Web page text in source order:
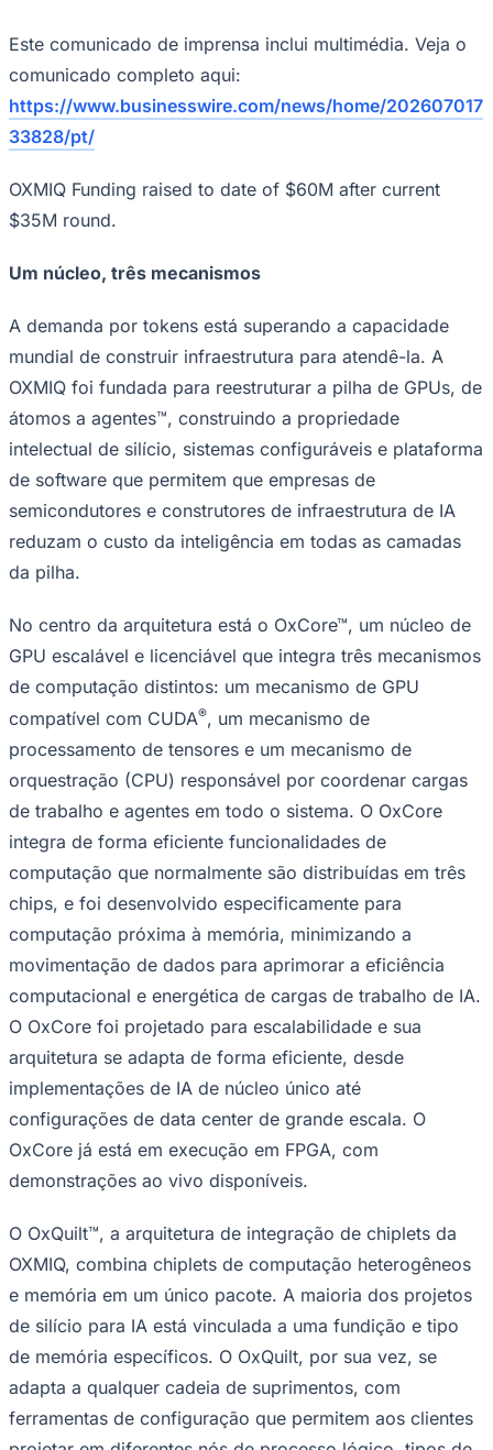
Times - Ir direto
Corinthians
Palmeiras
Este comunicado de imprensa inclui multimédia. Veja o
comunicado completo aqui:
https://www.businesswire.com/news/home/202607017
33828/pt/
OXMIQ Funding raised to date of $60M after current
$35M round.
Um núcleo, três mecanismos
A demanda por tokens está superando a capacidade
mundial de construir infraestrutura para atendê-la. A
OXMIQ foi fundada para reestruturar a pilha de GPUs, de
átomos a agentes™, construindo a propriedade
intelectual de silício, sistemas configuráveis ​​e plataforma
de software que permitem que empresas de
semicondutores e construtores de infraestrutura de IA
reduzam o custo da inteligência em todas as camadas
da pilha.
No centro da arquitetura está o OxCore™, um núcleo de
GPU escalável e licenciável que integra três mecanismos
de computação distintos: um mecanismo de GPU
compatível com CUDA®, um mecanismo de
processamento de tensores e um mecanismo de
orquestração (CPU) responsável por coordenar cargas
de trabalho e agentes em todo o sistema. O OxCore
integra de forma eficiente funcionalidades de
computação que normalmente são distribuídas em três
chips, e foi desenvolvido especificamente para
computação próxima à memória, minimizando a
movimentação de dados para aprimorar a eficiência
computacional e energética de cargas de trabalho de IA.
O OxCore foi projetado para escalabilidade e sua
arquitetura se adapta de forma eficiente, desde
implementações de IA de núcleo único até
configurações de data center de grande escala. O
OxCore já está em execução em FPGA, com
demonstrações ao vivo disponíveis.
O OxQuilt™, a arquitetura de integração de chiplets da
OXMIQ, combina chiplets de computação heterogêneos
e memória em um único pacote. A maioria dos projetos
de silício para IA está vinculada a uma fundição e tipo
de memória específicos. O OxQuilt, por sua vez, se
adapta a qualquer cadeia de suprimentos, com
ferramentas de configuração que permitem aos clientes